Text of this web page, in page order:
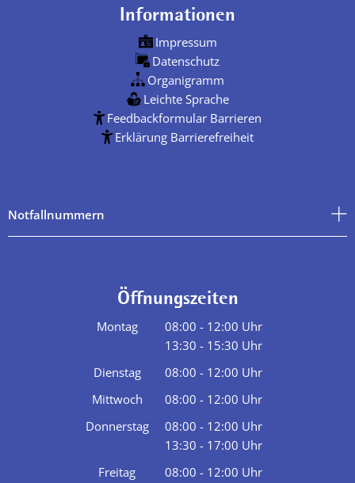
Informationen
Impressum
Datenschutz
Organigramm
Leichte Sprache
Feedbackformular Barrieren
Erklärung Barrierefreiheit
Notfallnummern
Öffnungszeiten
Montag 08:00 - 12:00 Uhr
Von 08:00 bis 12:00 Uhr
13:30 - 15:30 Uhr
Von 13:30 bis 15:30 Uhr
Dienstag 08:00 - 12:00 Uhr
Von 08:00 bis 12:00 Uhr
Mittwoch 08:00 - 12:00 Uhr
Von 08:00 bis 12:00 Uhr
Donnerstag 08:00 - 12:00 Uhr
Von 08:00 bis 12:00 Uhr
13:30 - 17:00 Uhr
Von 13:30 bis 17:00 Uhr
Freitag 08:00 - 12:00 Uhr